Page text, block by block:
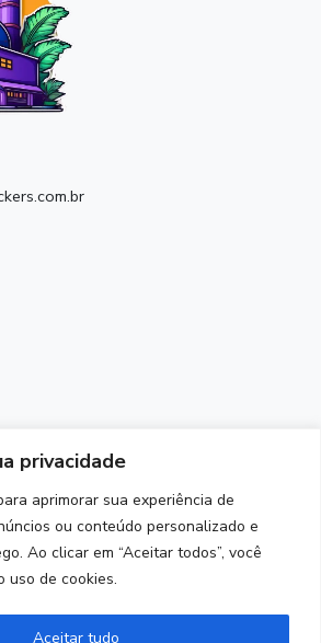
privacidade
aprimorar sua experiência de
ou conteúdo personalizado e
Ao clicar em “Aceitar todos”, você
uso de cookies.
Aceitar tudo